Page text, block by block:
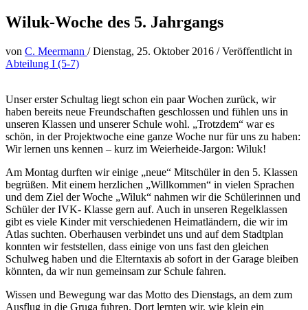
Wiluk-Woche des 5. Jahrgangs
von C. Meermann /Dienstag, 25. Oktober 2016 /Veröffentlicht in
Abteilung I (5-7)
Unser erster Schultag liegt schon ein paar Wochen zurück, wir
haben bereits neue Freundschaften geschlossen und fühlen uns in
unseren Klassen und unserer Schule wohl. „Trotzdem“ war es
schön, in der Projektwoche eine ganze Woche nur für uns zu haben:
Wir lernen uns kennen – kurz im Weierheide-Jargon: Wiluk!
Am Montag durften wir einige „neue“ Mitschüler in den 5. Klassen
begrüßen. Mit einem herzlichen „Willkommen“ in vielen Sprachen
und dem Ziel der Woche „Wiluk“ nahmen wir die Schülerinnen und
Schüler der IVK- Klasse gern auf. Auch in unseren Regelklassen
gibt es viele Kinder mit verschiedenen Heimatländern, die wir im
Atlas suchten. Oberhausen verbindet uns und auf dem Stadtplan
konnten wir feststellen, dass einige von uns fast den gleichen
Schulweg haben und die Elterntaxis ab sofort in der Garage bleiben
könnten, da wir nun gemeinsam zur Schule fahren.
Wissen und Bewegung war das Motto des Dienstags, an dem zum
Ausflug in die Gruga fuhren. Dort lernten wir, wie klein ein